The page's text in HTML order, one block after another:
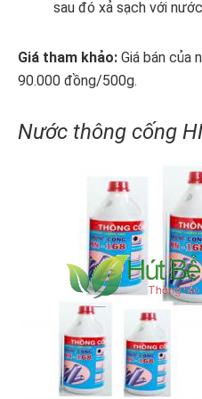
sau đó xả sạch với
Giá tham khảo: Giá bán của
90.000 đồng/500g.
Nước thông cống